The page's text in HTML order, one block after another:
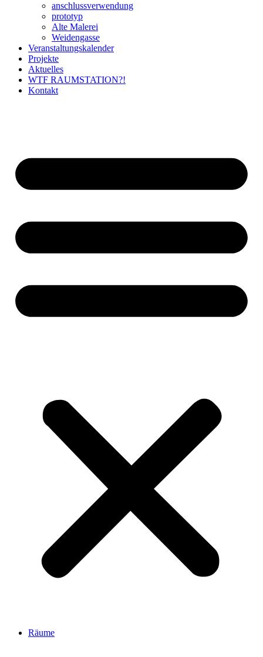
anschlussverwendung
prototyp
Alte Malerei
Weidengasse
Veranstaltungskalender
Projekte
Aktuelles
WTF RAUMSTATION?!
Kontakt
Räume